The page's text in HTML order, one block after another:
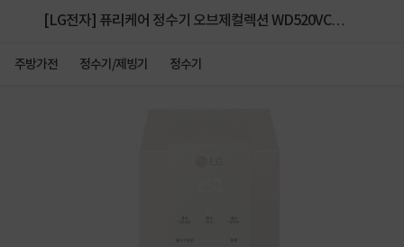
[LG전자] 퓨리케어 정수기 오브제컬렉션 WD520VC
주방가전 정수기/제빙기 정수기